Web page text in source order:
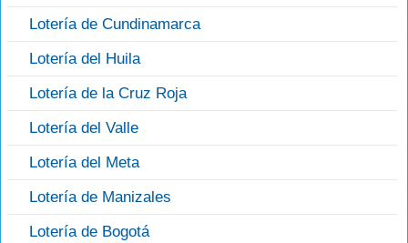
Lotería de Cundinamarca
Lotería del Huila
Lotería de la Cruz Roja
Lotería del Valle
Lotería del Meta
Lotería de Manizales
Lotería de Bogotá